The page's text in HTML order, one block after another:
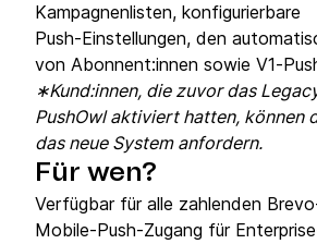
Kampagnenlisten, konfigurierbare
Push‑Einstellungen, den
von Abonnent:innen sowie
∗Kund:innen, die zuvor das
PushOwl aktiviert hatten, können
das neue System anfordern.
Für wen?
Verfügbar für alle zahlenden
Mobile‑Push‑Zugang für